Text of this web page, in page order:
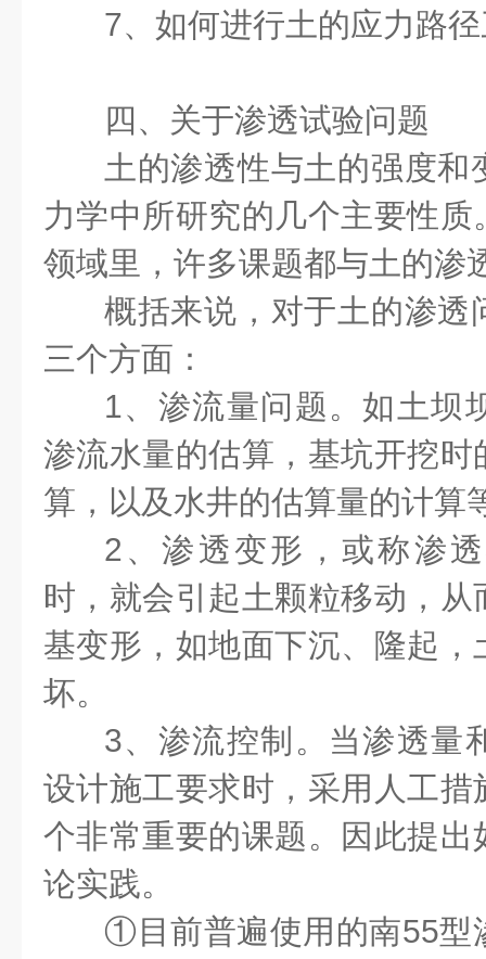
7、如何进行土的应力路
四、关于渗透试验问题
土的渗透性与土的强度和
力学中所研究的几个主要性
领域里，许多课题都与土的渗
概括来说，对于土的渗透
三个方面：
1、渗流量问题。如土坝
渗流水量的估算，基坑开挖
算，以及水井的估算量的计算
2、渗透变形，或称渗
时，就会引起土颗粒移动，
基变形，如地面下沉、隆起
坏。
3、渗流控制。当渗透量
设计施工要求时，采用人工
个非常重要的课题。因此提
论实践。
①目前普遍使用的南55